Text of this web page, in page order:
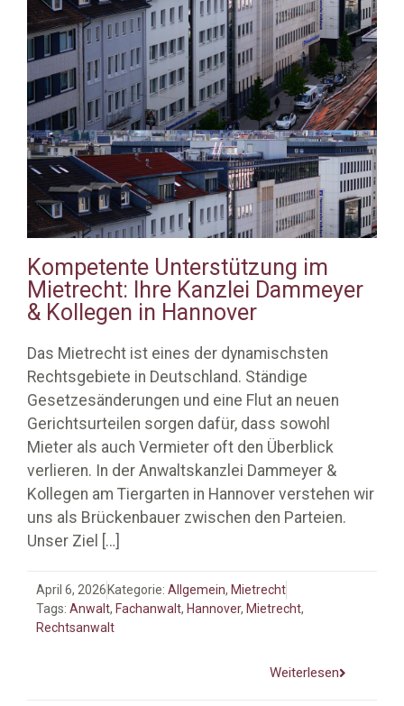
Kompetente Unterstützung im
Mietrecht: Ihre Kanzlei Dammeyer
& Kollegen in Hannover
Das Mietrecht ist eines der dynamischsten
Rechtsgebiete in Deutschland. Ständige
Gesetzesänderungen und eine Flut an neuen
Gerichtsurteilen sorgen dafür, dass sowohl
Mieter als auch Vermieter oft den Überblick
verlieren. In der Anwaltskanzlei Dammeyer &
Kollegen am Tiergarten in Hannover verstehen wir
uns als Brückenbauer zwischen den Parteien.
Unser Ziel […]
April 6, 2026 Kategorie: Allgemein, Mietrecht
Tags: Anwalt, Fachanwalt, Hannover, Mietrecht,
Rechtsanwalt
Weiterlesen